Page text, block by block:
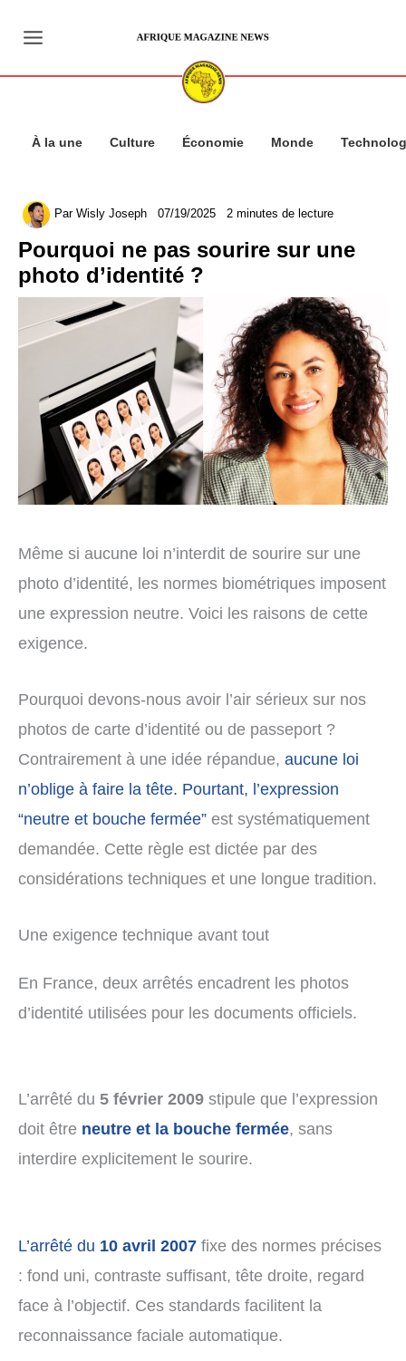
contenu
À la une Culture Économie Monde
Par Wisly Joseph 07/19/2025 2 minutes de lecture
Pourquoi ne pas sourire sur une
photo d’identité ?
Même si aucune loi n’interdit de sourire sur une
photo d’identité, les normes biométriques imposent
une expression neutre. Voici les raisons de cette
exigence.
Pourquoi devons-nous avoir l’air sérieux sur nos
photos de carte d’identité ou de passeport ?
Contrairement à une idée répandue, aucune loi
n’oblige à faire la tête. Pourtant, l’expression
“neutre et bouche fermée” est systématiquement
demandée. Cette règle est dictée par des
considérations techniques et une longue tradition.
Une exigence technique avant tout
En France, deux arrêtés encadrent les photos
d’identité utilisées pour les documents officiels.
L’arrêté du 5 février 2009 stipule que l’expression
doit être neutre et la bouche fermée, sans
interdire explicitement le sourire.
L’arrêté du 10 avril 2007 fixe des normes précises
: fond uni, contraste suffisant, tête droite, regard
face à l’objectif. Ces standards facilitent la
reconnaissance faciale automatique.